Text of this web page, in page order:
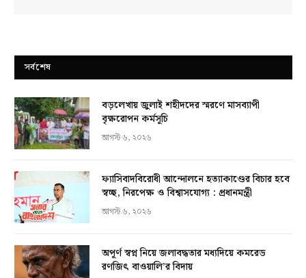
সর্বশেষ
বড়লেখায় জুলাই শহীদদের স্মরণে মাসব্যাপী
বৃক্ষরোপন কর্মসূচি
আগস্ট ৬, ২০২৬
ফ্যাসিবাদবিরোধী আন্দোলনে হত্যাকাণ্ডের বিচার হবে
স্বচ্ছ, নিরপেক্ষ ও বিশ্বাসযোগ্য : প্রধানমন্ত্রী
আগস্ট ৬, ২০২৬
অপূর্ণ স্বপ্ন নিয়ে জলাবদ্ধতার মধ্যদিয়ে কমরেড
রণজিৎ বাওয়ালি’র বিদায়